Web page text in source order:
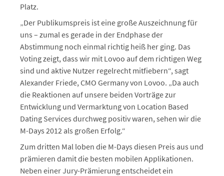
Platz.
„Der Publikumspreis ist eine große Auszeichnung für
uns – zumal es gerade in der Endphase der
Abstimmung noch einmal richtig heiß her ging. Das
Voting zeigt, dass wir mit Lovoo auf dem richtigen Weg
sind und aktive Nutzer regelrecht mitfiebern“, sagt
Alexander Friede, CMO Germany von Lovoo. „Da auch
die Reaktionen auf unsere beiden Vorträge zur
Entwicklung und Vermarktung von Location Based
Dating Services durchweg positiv waren, sehen wir die
M-Days 2012 als großen Erfolg.“
Zum dritten Mal loben die M-Days diesen Preis aus und
prämieren damit die besten mobilen Applikationen.
Neben einer Jury-Prämierung entscheidet ein